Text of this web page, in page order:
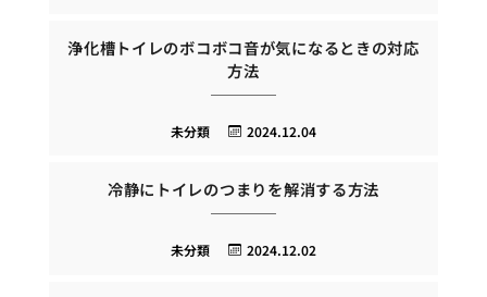
浄化槽トイレのボコボコ音が気になるときの対応
方法
2024.12.04
未分類
冷静にトイレのつまりを解消する方法
2024.12.02
未分類